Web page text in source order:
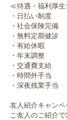
≪待遇・福利厚
・日払い制度
・社会保険完備
・無料定期健診
・有給休暇
・年末調整
・交通費支給
・時間外手当
・深夜残業手当
友人紹介キャンペ
ご友人のご紹介